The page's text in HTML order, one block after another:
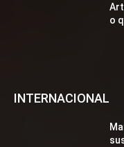
o
INTERNACIONAL